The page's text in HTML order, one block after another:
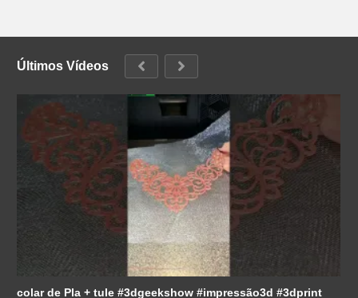
Últimos Vídeos
colar de Pla + tule #3dgeekshow #impressão3d #3dprint